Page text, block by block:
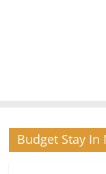
Budget Stay